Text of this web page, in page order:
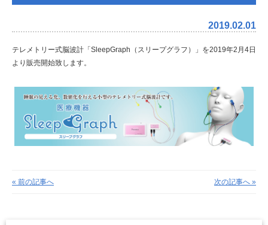
2019.02.01
テレメトリー式脳波計「SleepGraph（スリープグラフ）」を2019年2月4日
より販売開始致します。
« 前の記事へ 次の記事へ »